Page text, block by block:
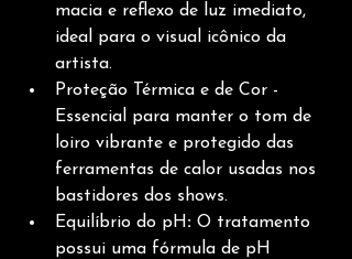
macia e reflexo de luz imediato,
ideal para o visual icônico da
artista.
Proteção Térmica e de Cor -
Essencial para manter o tom de
loiro vibrante e protegido das
ferramentas de calor usadas nos
bastidores dos shows.
Equilíbrio do pH : O tratamento
possui uma fórmula de pH